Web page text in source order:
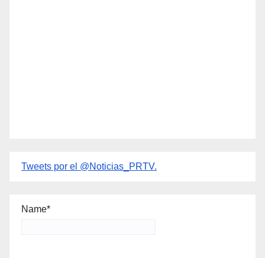
Tweets por el @Noticias_PRTV.
Name*